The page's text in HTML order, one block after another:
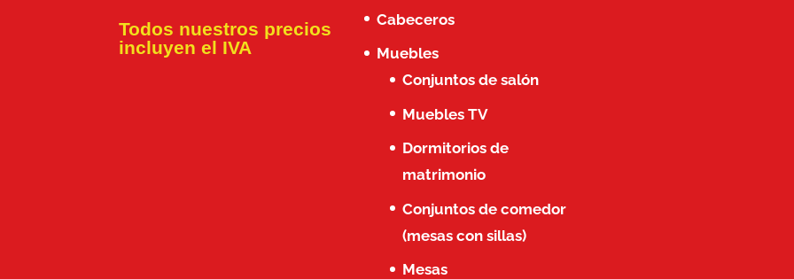
Todos nuestros precios
incluyen el IVA
Cabeceros
Muebles
Conjuntos de salón
Muebles TV
Dormitorios de
matrimonio
Conjuntos de comedor
(mesas con sillas)
Mesas